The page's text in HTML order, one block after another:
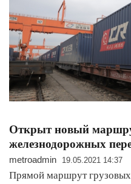
Открыт новый
железнодорожных
metroadmin 19.05.2021 14:37
Прямой маршрут